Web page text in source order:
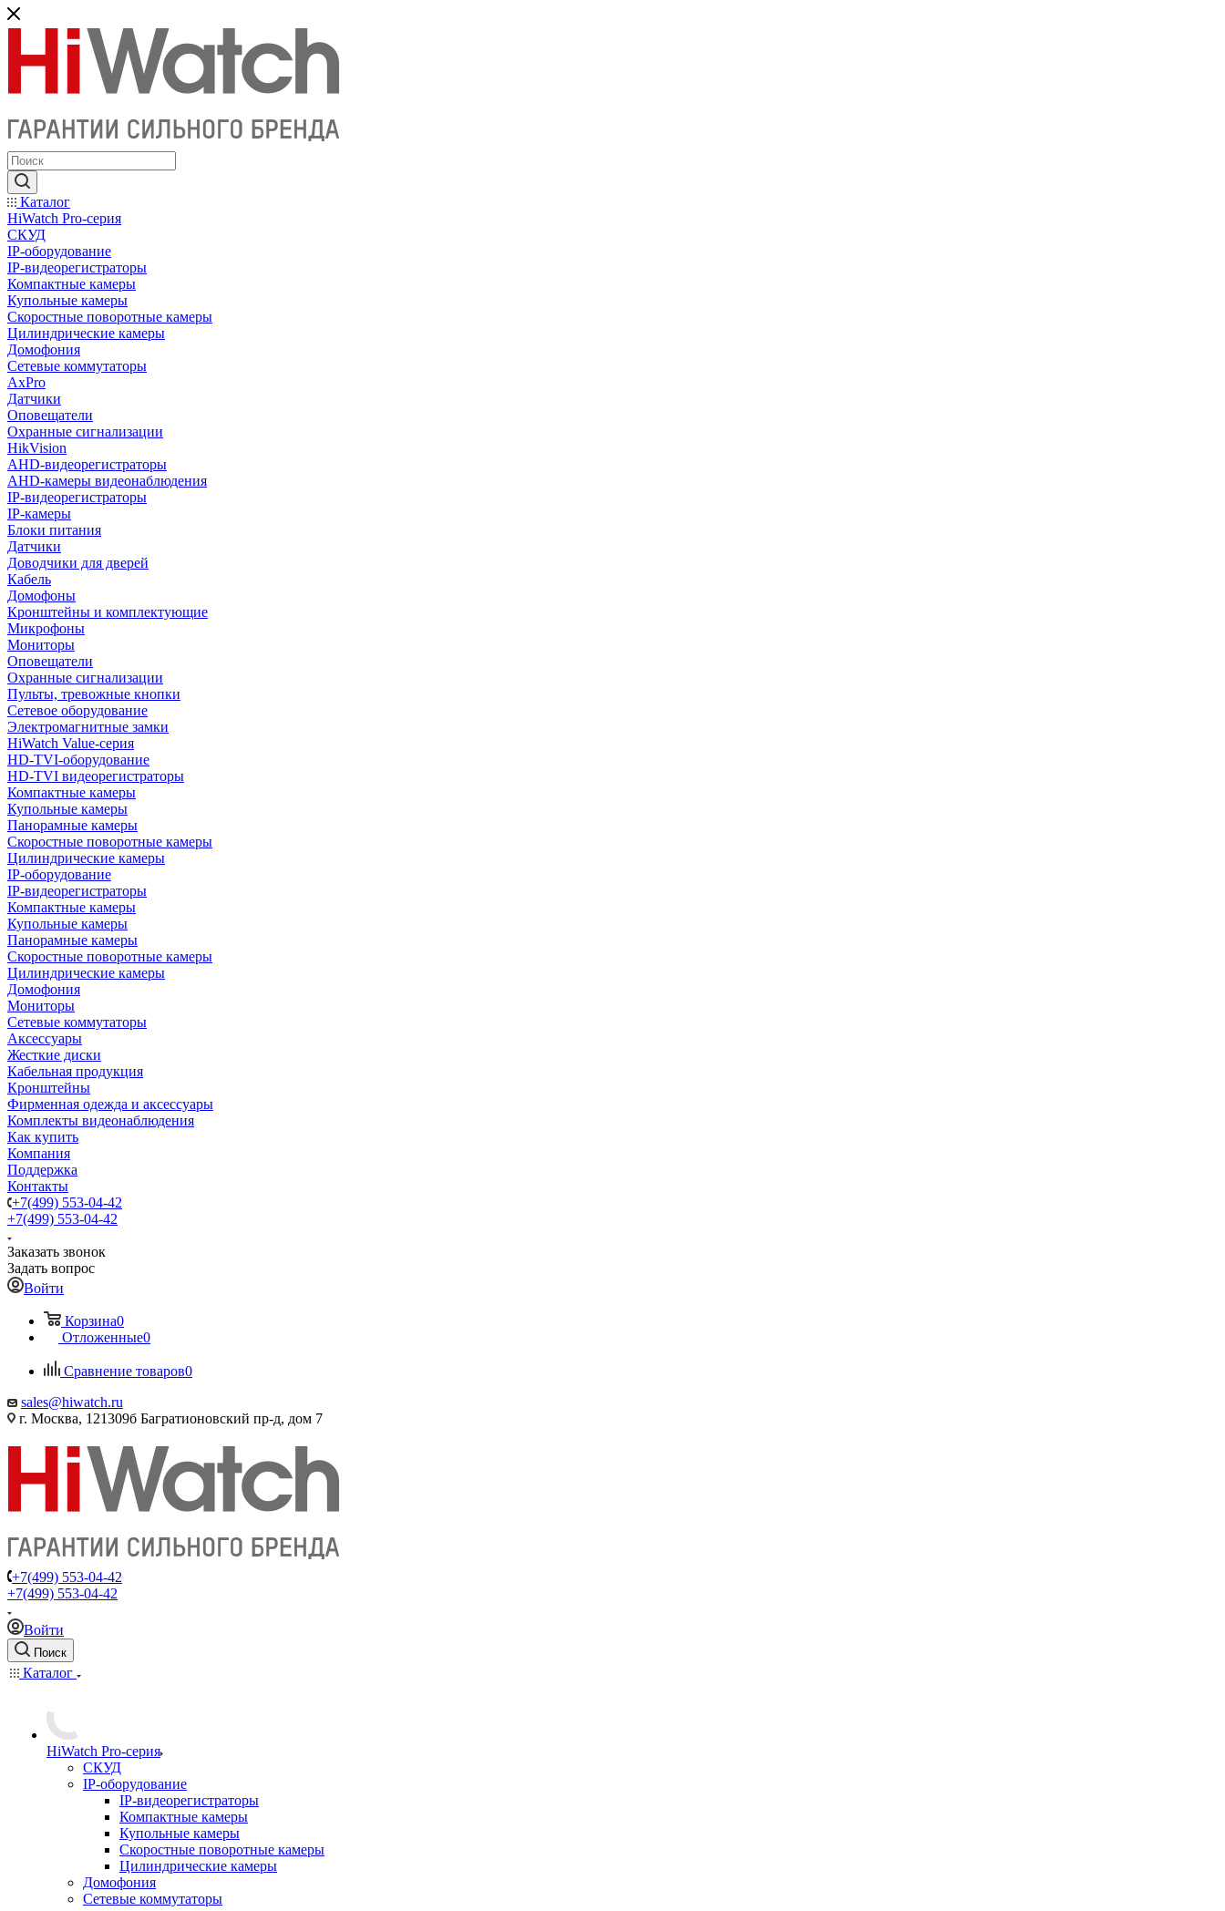
Каталог
HiWatch Pro-серия
CКУД
IP-оборудование
IP-видеорегистраторы
Компактные камеры
Купольные камеры
Скоростные поворотные камеры
Цилиндрические камеры
Домофония
Сетевые коммутаторы
AxPro
Датчики
Оповещатели
Охранные сигнализации
HikVision
AHD-видеорегистраторы
AHD-камеры видеонаблюдения
IP-видеорегистраторы
IP-камеры
Блоки питания
Датчики
Доводчики для дверей
Кабель
Домофоны
Кронштейны и комплектующие
Микрофоны
Мониторы
Оповещатели
Охранные сигнализации
Пульты, тревожные кнопки
Сетевое оборудование
Электромагнитные замки
HiWatch Value-серия
HD-TVI-оборудование
HD-TVI видеорегистраторы
Компактные камеры
Купольные камеры
Панорамные камеры
Скоростные поворотные камеры
Цилиндрические камеры
IP-оборудование
IP-видеорегистраторы
Компактные камеры
Купольные камеры
Панорамные камеры
Скоростные поворотные камеры
Цилиндрические камеры
Домофония
Мониторы
Сетевые коммутаторы
Аксессуары
Жесткие диски
Кабельная продукция
Кронштейны
Фирменная одежда и аксессуары
Комплекты видеонаблюдения
Как купить
Компания
Поддержка
Контакты
+7(499) 553-04-42
+7(499) 553-04-42
Заказать звонок
Задать вопрос
Войти
Корзина0
Отложенные0
Сравнение товаров0
sales@hiwatch.ru
г. Москва, 121309б Багратионовский пр-д, дом 7
+7(499) 553-04-42
+7(499) 553-04-42
Войти
Поиск
Каталог
HiWatch Pro-серия
CКУД
IP-оборудование
IP-видеорегистраторы
Компактные камеры
Купольные камеры
Скоростные поворотные камеры
Цилиндрические камеры
Домофония
Сетевые коммутаторы